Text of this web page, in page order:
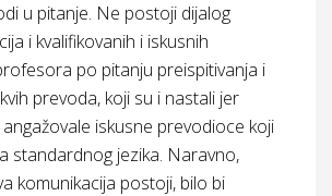
u pitanje. Ne postoji dijalog
i kvalifikovanih i iskusnih
po pitanju preispitivanja i
prevoda, koji su i nastali jer
iskusne prevodioce koji
standardnog jezika. Naravno,
komunikacija postoji, bilo bi